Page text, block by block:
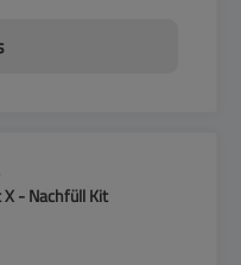
- Nachfüll Kit